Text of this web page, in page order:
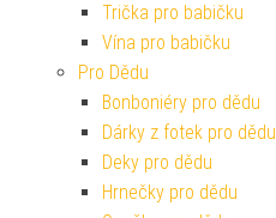
Trička pro babičku
Vína pro babičku
Pro Dědu
Bonboniéry pro dědu
Dárky z fotek pro dědu
Deky pro dědu
Hrnečky pro dědu